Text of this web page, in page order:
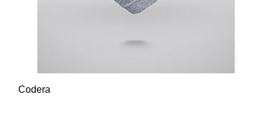
Codera